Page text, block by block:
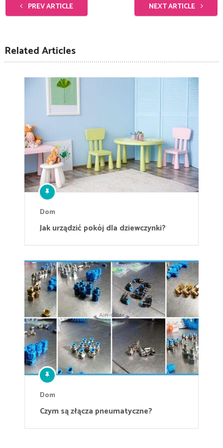
PREV ARTICLE NEXT ARTICLE
Related Articles
Dom
Jak urządzić pokój dla dziewczynki?
Dom
Czym są złącza pneumatyczne?